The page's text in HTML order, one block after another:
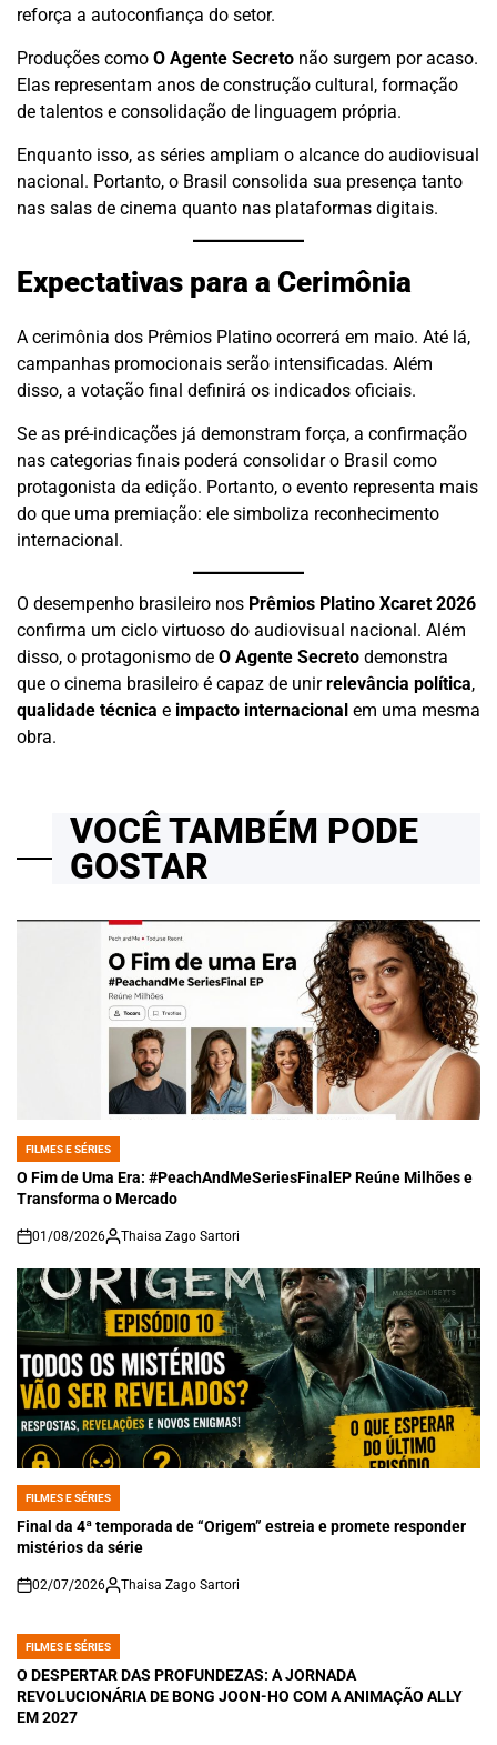
reforça a autoconfiança do setor.
Produções como O Agente Secreto não surgem por acaso.
Elas representam anos de construção cultural, formação
de talentos e consolidação de linguagem própria.
Enquanto isso, as séries ampliam o alcance do audiovisual
nacional. Portanto, o Brasil consolida sua presença tanto
nas salas de cinema quanto nas plataformas digitais.
Expectativas para a Cerimônia
A cerimônia dos Prêmios Platino ocorrerá em maio. Até lá,
campanhas promocionais serão intensificadas. Além
disso, a votação final definirá os indicados oficiais.
Se as pré-indicações já demonstram força, a confirmação
nas categorias finais poderá consolidar o Brasil como
protagonista da edição. Portanto, o evento representa mais
do que uma premiação: ele simboliza reconhecimento
internacional.
O desempenho brasileiro nos Prêmios Platino Xcaret 2026
confirma um ciclo virtuoso do audiovisual nacional. Além
disso, o protagonismo de O Agente Secreto demonstra
que o cinema brasileiro é capaz de unirrelevância política,
qualidade técnica e impacto internacional em uma mesma
obra.
VOCÊ TAMBÉM PODE
GOSTAR
POSTED
IN
FILMES E SÉRIES
O Fim de Uma Era: #PeachAndMeSeriesFinalEP Reúne Milhões e
Transforma o Mercado
on
01/08/2026 Thaisa Zago Sartori
POSTED
IN
FILMES E SÉRIES
Final da 4ª temporada de “Origem” estreia e promete responder
mistérios da série
on
02/07/2026 Thaisa Zago Sartori
POSTED
IN
FILMES E SÉRIES
O DESPERTAR DAS PROFUNDEZAS: A JORNADA
REVOLUCIONÁRIA DE BONG JOON-HO COM A ANIMAÇÃO ALLY
EM 2027